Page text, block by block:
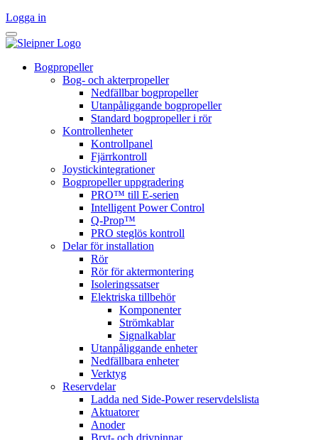
Logga in
Bogpropeller
Bog- och akterpropeller
Nedfällbar bogpropeller
Utanpåliggande bogpropeller
Standard bogpropeller i rör
Kontrollenheter
Kontrollpanel
Fjärrkontroll
Joystickintegrationer
Bogpropeller uppgradering
PRO™ till E-serien
Intelligent Power Control
Q-Prop™
PRO steglös kontroll
Delar för installation
Rör
Rör för aktermontering
Isoleringssatser
Elektriska tillbehör
Komponenter
Strömkablar
Signalkablar
Utanpåliggande enheter
Nedfällbara enheter
Verktyg
Reservdelar
Ladda ned Side-Power reservdelslista
Aktuatorer
Anoder
Bryt- och drivpinnar